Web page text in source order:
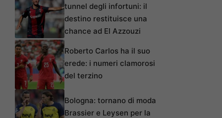
tunnel degli infortuni: il
destino restituisce una
chance ad El Azzouzi
Roberto Carlos ha il suo
erede: i numeri clamorosi
del terzino
Bologna: tornano di moda
Brassier e Leysen per la